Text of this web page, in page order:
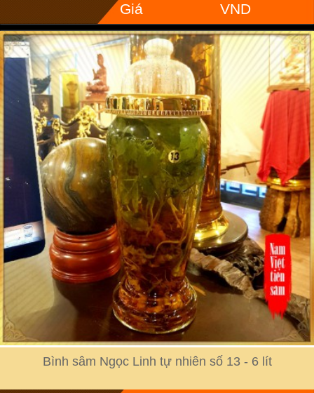
Giá VND
Bình sâm Ngọc Linh tự nhiên số 13 - 6 lít